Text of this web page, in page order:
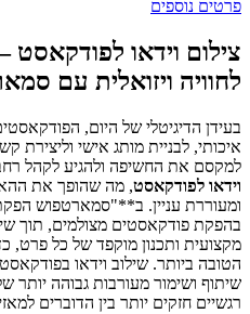
פרטים נוספים
צילום וידאו לפודקאסט
לחוויה ויזואלית עם
בעידן הדיגיטלי של היום,
איכותי, לבניית מותג אישי
למקסם את החשיפה ולהגיע לקהל
וידאו לפודקאסט, מה שהופך את
ומעוררת עניין. ב**"סמארטפוש
בהפקת פודקאסטים מצולמים, תוך
מקצועית ותכנון מוקפד של כל פרט,
הטובה ביותר. שילוב וידאו
שיתוף ושימור מעורבות גבוהה יותר
רגשיים חזקים יותר בין הדוברים